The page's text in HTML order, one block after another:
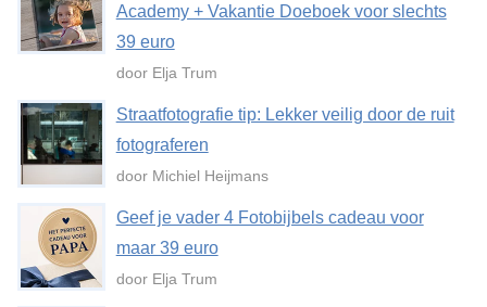
Academy + Vakantie Doeboek voor slechts
39 euro
door Elja Trum
Straatfotografie tip: Lekker veilig door de ruit
fotograferen
door Michiel Heijmans
Geef je vader 4 Fotobijbels cadeau voor
maar 39 euro
door Elja Trum